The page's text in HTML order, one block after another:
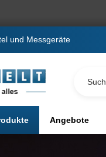
und Messgeräte
Angebote